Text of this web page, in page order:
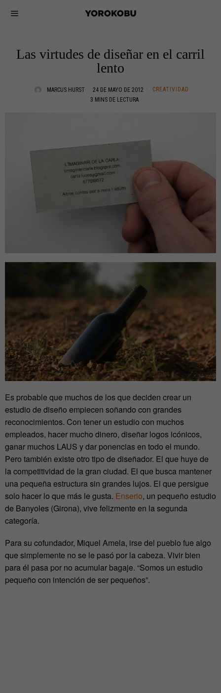
Las virtudes de diseñar en el carril
lento
MARCUS HURST 24 DE MAYO DE 2012
CREATIVIDAD
3 MINS DE LECTURA
Es probable que muchos de los que deciden crear un
estudio de diseño empiecen soñando con grandes
reconocimientos. Con tener un estudio con muchos
empleados, hacer mucho dinero, diseñar logos icónicos,
ganar muchos LAUS y dar ponencias en todo el mundo.
Pero también existe otro tipo de diseñador. El que huye de
la competitividad de la gran ciudad. El que busca mantener
una pequeña estructura sin grandes lujos. El que persigue
solo hacer lo que más le gusta. Enserio, un pequeño estudio
de Banyoles (Girona), vive felizmente en la segunda
categoría.
Para su cofundador, Miquel Amela, irse del pueblo fue algo
que simplemente no se le pasó por la cabeza. Vivir bien
para él pasa por no acumular bagaje. “Somos un estudio
pequeño con intención de ser pequeños”.